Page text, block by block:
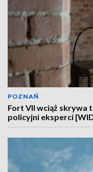
POZNAŃ
Fort VII wciąż skrywa
policyjni eksperci